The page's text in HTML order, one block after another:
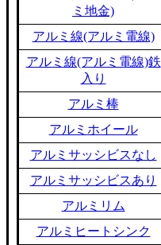
ミ地金)
アルミ線(アルミ電線)
アルミ線(アルミ電線)鉄
入り
アルミ棒
アルミホイール
アルミサッシビスなし
アルミサッシビスあり
アルミリム
アルミヒートシンク